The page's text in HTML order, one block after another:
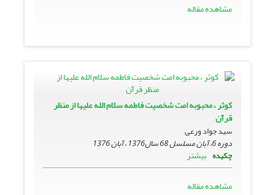
مشاهده مقاله
کوثر ، محبوبه امت شخصیت فاطمه سلام الله علیها از منظر
قرآن
سید جواد ورعی
دوره 6، آبان مسلسل 68 سال1376 ، آبان 1376
چکیده بیشتر
مشاهده مقاله